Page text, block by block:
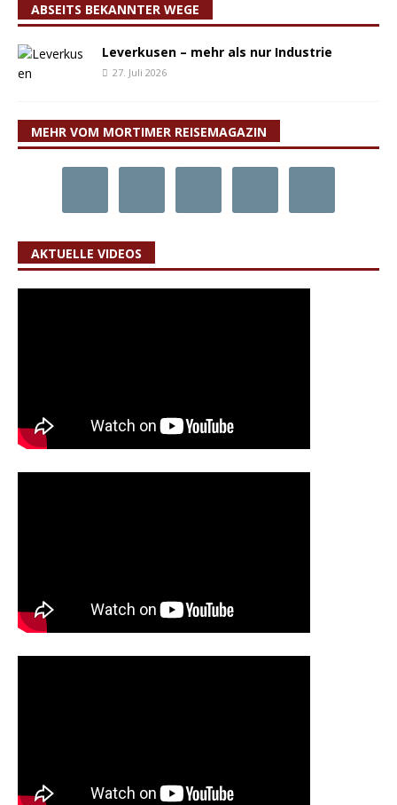
ABSEITS BEKANNTER WEGE
Leverkusen – mehr als nur Industrie
27. Juli 2026
MEHR VOM MORTIMER REISEMAGAZIN
AKTUELLE VIDEOS